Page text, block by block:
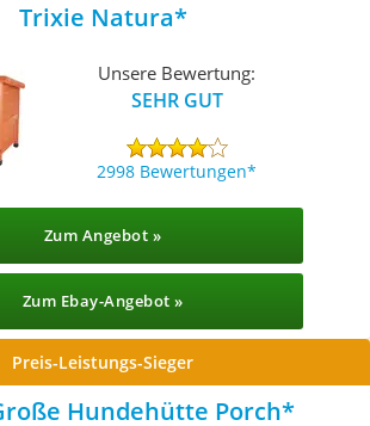
Trixie Natura
Unsere Bewertung:
SEHR GUT
2998 Bewertungen
Zum Angebot »
Zum Ebay-Angebot »
Preis-Leistungs-Sieger
Hundehütte Porch